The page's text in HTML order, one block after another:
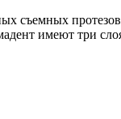
съемных
имеют три